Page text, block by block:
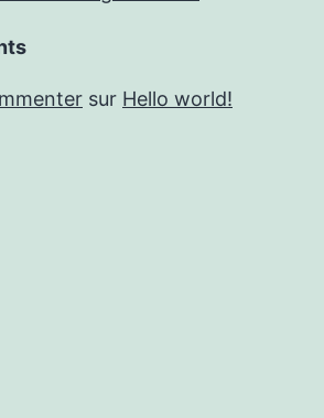
sur Hello world!